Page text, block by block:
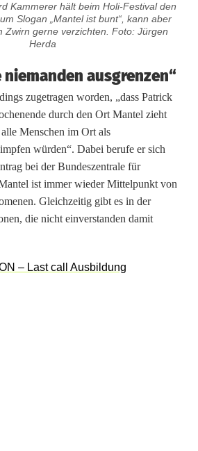
Kammerer hält beim Holi-Festival den
Slogan „Mantel ist bunt“, kann aber
Zwirn gerne verzichten. Foto: Jürgen
Herda
niemanden ausgrenzen“
zugetragen worden, „dass Patrick
durch den Ort Mantel zieht
Menschen im Ort als
würden“. Dabei berufe er sich
bei der Bundeszentrale für
ist immer wieder Mittelpunkt von
Gleichzeitig gibt es in der
die nicht einverstanden damit